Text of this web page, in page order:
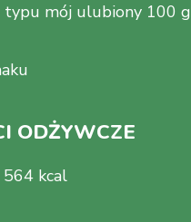
typu mój ulubiony 100 g
ODŻYWCZE
kcal